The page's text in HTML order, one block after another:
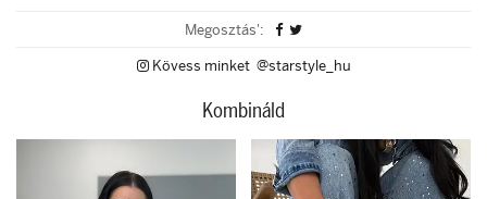
Megosztás':
Kövess minket @starstyle_hu
Kombináld